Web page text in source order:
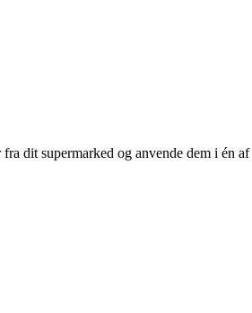
dit supermarked og anvende dem i én